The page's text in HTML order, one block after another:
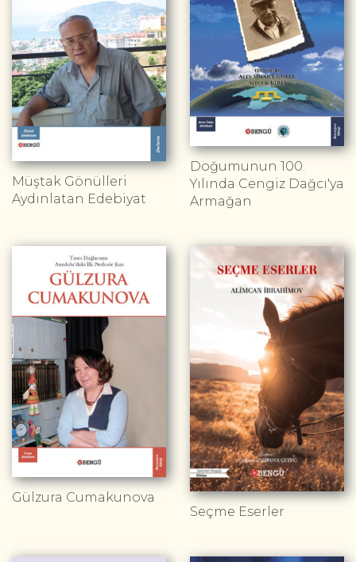
Müştak Gönülleri
Aydınlatan Edebiyat
Doğumunun 100.
Yılında Cengiz Dağcı'ya
Armağan
Gülzura Cumakunova
Seçme Eserler